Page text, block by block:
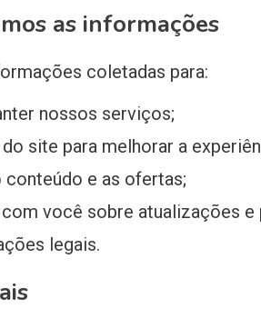
as informações
coletadas para:
nossos serviços;
site para melhorar a
conteúdo e as ofertas;
você sobre atualizações
legais.